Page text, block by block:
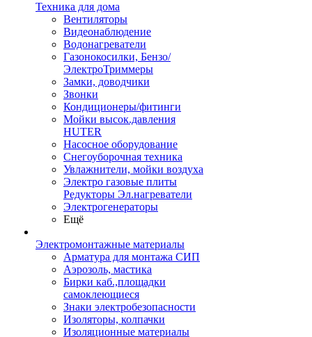
Техника для дома
Вентиляторы
Видеонаблюдение
Водонагреватели
Газонокосилки, Бензо/
ЭлектроТриммеры
Замки, доводчики
Звонки
Кондиционеры/фитинги
Мойки высок.давления
HUTER
Насосное оборудование
Снегоуборочная техника
Увлажнители, мойки воздуха
Электро газовые плиты
Редукторы Эл.нагреватели
Электрогенераторы
Ещё
Электромонтажные материалы
Арматура для монтажа СИП
Аэрозоль, мастика
Бирки каб.,площадки
самоклеющиеся
Знаки электробезопасности
Изоляторы, колпачки
Изоляционные материалы